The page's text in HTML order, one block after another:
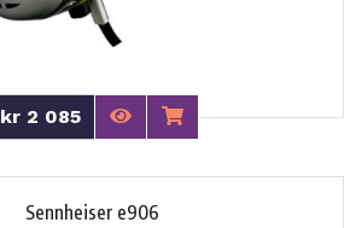
kr 2 085
Sennheiser e906